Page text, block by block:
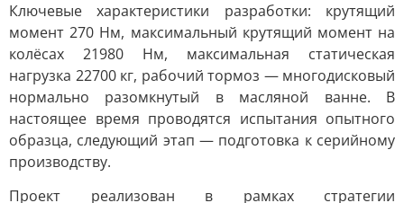
Ключевые характеристики разработки: крутящий
момент 270 Нм, максимальный крутящий момент на
колёсах 21980 Нм, максимальная статическая
нагрузка 22700 кг, рабочий тормоз — многодисковый
нормально разомкнутый в масляной ванне. В
настоящее время проводятся испытания опытного
образца, следующий этап — подготовка к серийному
производству.
Проект реализован в рамках стратегии